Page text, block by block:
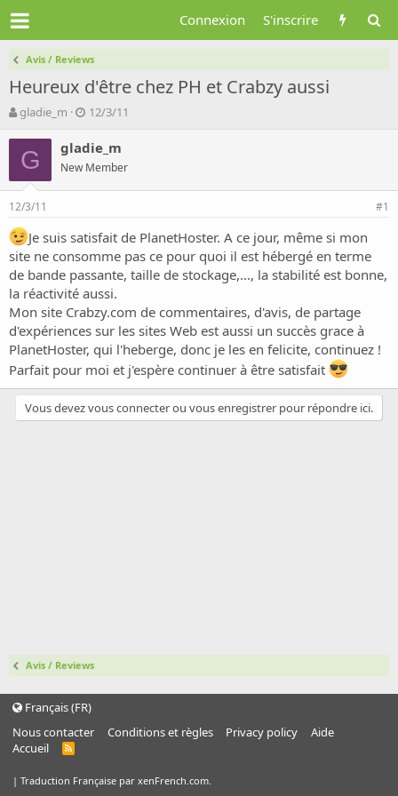
Connexion S'inscrire
Avis / Reviews
Heureux d'être chez PH et Crabzy aussi
A
t
e
r
d
e
l
a
d
s
c
u
s
s
o
gladie_m
D
t
d
e
b
u
t
12/3/11
G gladie_m
New Member
12/3/11 #1
Je suis satisfait de PlanetHoster. A ce jour, même si mon
site ne consomme pas ce pour quoi il est hébergé en terme
de bande passante, taille de stockage,..., la stabilité est bonne,
la réactivité aussi.
Mon site Crabzy.com de commentaires, d'avis, de partage
d'expériences sur les sites Web est aussi un succès grace à
PlanetHoster, qui l'heberge, donc je les en felicite, continuez !
Parfait pour moi et j'espère continuer à être satisfait
Vous devez vous connecter ou vous enregistrer pour répondre ici.
Avis / Reviews
Français (FR)
Nous contacter
Conditions et règles Privacy policy
Aide
Accueil
R
| Traduction Française par xenFrench.com.